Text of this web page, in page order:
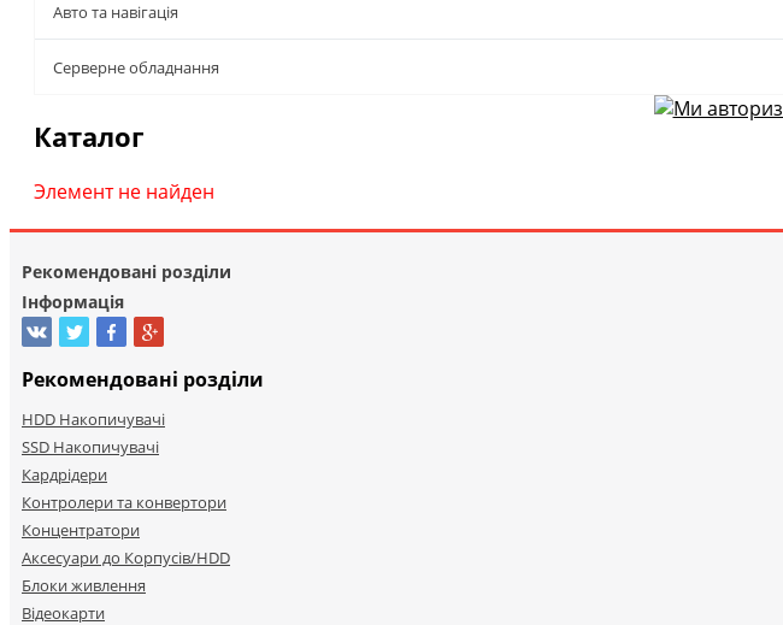
Авто та навігація
Серверне обладнання
Каталог
Элемент не найден
Рекомендовані розділи
Інформація
Рекомендовані розділи
HDD Накопичувачі
SSD Накопичувачі
Кардрідери
Контролери та конвертори
Концентратори
Аксесуари до Корпусів/HDD
Блоки живлення
Відеокарти